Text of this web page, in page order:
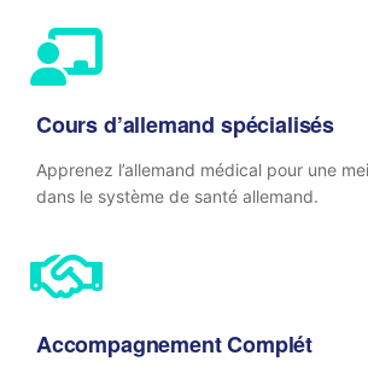
Cours d’allemand spécialisés
Apprenez l’allemand médical pour une
dans le système de santé allemand.
Accompagnement Complét